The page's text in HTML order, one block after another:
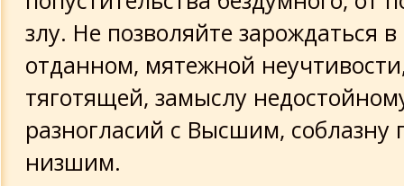
злу. Не позволяйте зарождаться
отданном, мятежной
тяготящей, замыслу
разногласий с Высшим, соблазну
низшим.